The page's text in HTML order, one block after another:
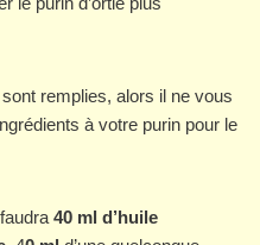
remplies, alors il ne vous
à votre purin pour le
40 ml d’huile